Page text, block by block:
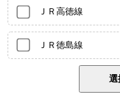
ＪＲ高徳線
ＪＲ徳島線